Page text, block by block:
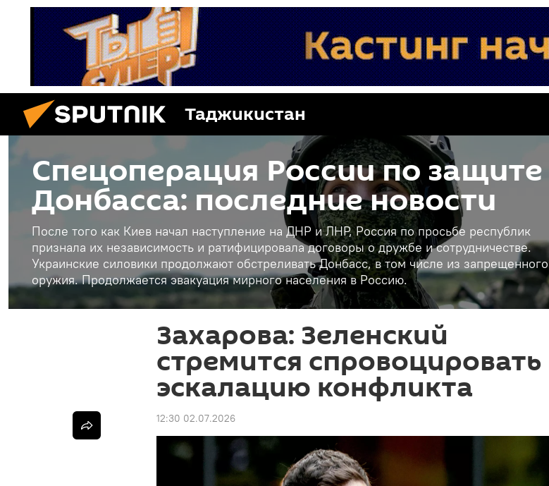
Таджикистан
Спецоперация России по защите
Донбасса: последние новости
После того как Киев начал наступление на ДНР и ЛНР, Россия по просьбе республик
признала их независимость и ратифицировала договоры о дружбе и сотрудничестве.
Украинские силовики продолжают обстреливать Донбасс, в том числе из запрещенного
оружия. Продолжается эвакуация мирного населения в Россию.
Захарова: Зеленский
стремится спровоцировать
эскалацию конфликта
12:30 02.07.2026